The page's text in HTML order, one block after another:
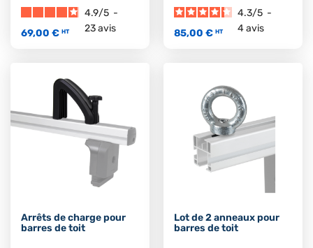
4.9/5 -
23avis
69,00 € HT
4.3/5 -
4avis
85,00 € HT
Arrêts de charge pour
barres de toit
Lot de 2 anneaux pour
barres de toit